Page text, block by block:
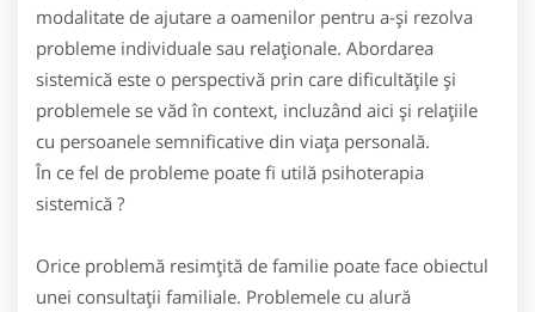
modalitate de ajutare a oamenilor pentru a-şi rezolva
probleme individuale sau relaţionale. Abordarea
sistemică este o perspectivă prin care dificultăţile şi
problemele se văd în context, incluzând aici şi relaţiile
cu persoanele semnificative din viaţa personală.
În ce fel de probleme poate fi utilă psihoterapia
sistemică ?
Orice problemă resimţită de familie poate face obiectul
unei consultaţii familiale. Problemele cu alură